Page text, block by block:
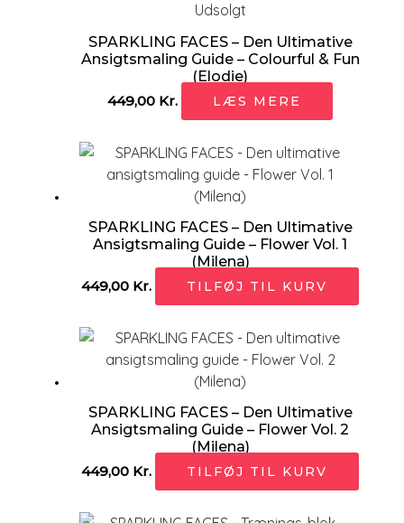
Udsolgt
SPARKLING FACES – Den Ultimative
Ansigtsmaling Guide – Colourful & Fun
(Elodie)
449,00 Kr. LÆS MERE
SPARKLING FACES – Den Ultimative
Ansigtsmaling Guide – Flower Vol. 1
(Milena)
449,00 Kr. TILFØJ TIL KURV
SPARKLING FACES – Den Ultimative
Ansigtsmaling Guide – Flower Vol. 2
(Milena)
449,00 Kr. TILFØJ TIL KURV